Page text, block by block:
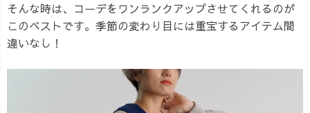
そんな時は、コーデをワンランクアップさせてくれるのが
このベストです。季節の変わり目には重宝するアイテム間
違いなし！